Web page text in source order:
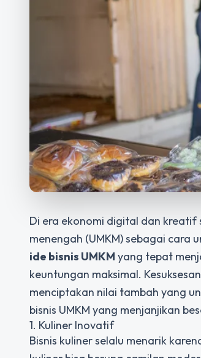
Di era ekonomi digital dan kreatif
menengah (UMKM) sebagai cara
ide bisnis UMKM yang tepat
keuntungan maksimal.
menciptakan nilai tambah yang
bisnis UMKM yang menjanjikan
1. Kuliner Inovatif
Bisnis kuliner selalu menarik